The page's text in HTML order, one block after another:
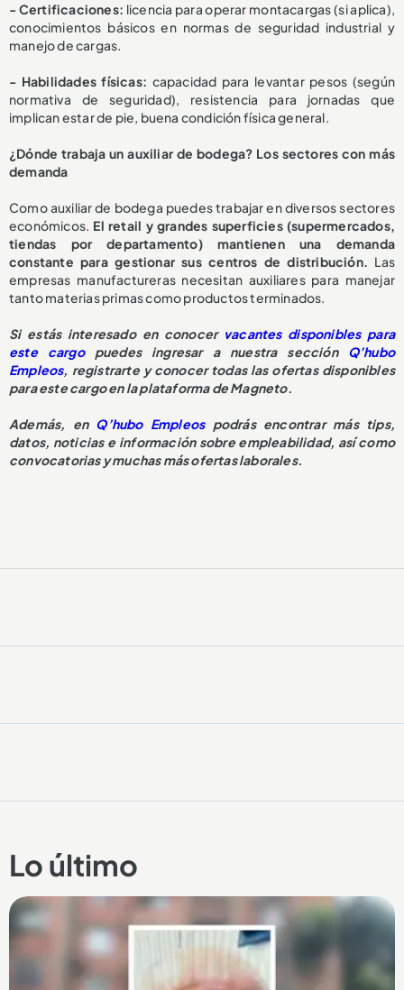
- Certificaciones: licencia para operar montacargas (si aplica),
conocimientos básicos en normas de seguridad industrial y
manejo de cargas.
- Habilidades físicas: capacidad para levantar pesos (según
normativa de seguridad), resistencia para jornadas que
implican estar de pie, buena condición física general.
¿Dónde trabaja un auxiliar de bodega? Los sectores con más
demanda
Como auxiliar de bodega puedes trabajar en diversos sectores
económicos. El retail y grandes superficies (supermercados,
tiendas por departamento) mantienen una demanda
constante para gestionar sus centros de distribución. Las
empresas manufactureras necesitan auxiliares para manejar
tanto materias primas como productos terminados.
Si estás interesado en conocer vacantes disponibles para
este cargopuedes ingresar a nuestra sección Q’hubo
Empleos, registrarte y conocer todas las ofertas disponibles
para este cargo en la plataforma de Magneto.
Además, en Q’hubo Empleospodrás encontrar más tips,
datos, noticias e información sobre empleabilidad, así como
convocatorias y muchas más ofertas laborales.
Lo último